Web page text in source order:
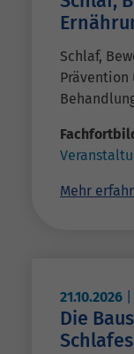
Schlaf,
Mehr
21.10.2026
Die